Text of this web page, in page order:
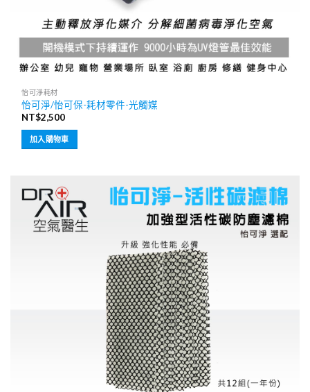
怡可淨耗材
怡可淨/怡可保-耗材零件-光觸媒
NT$2,500
加入購物車